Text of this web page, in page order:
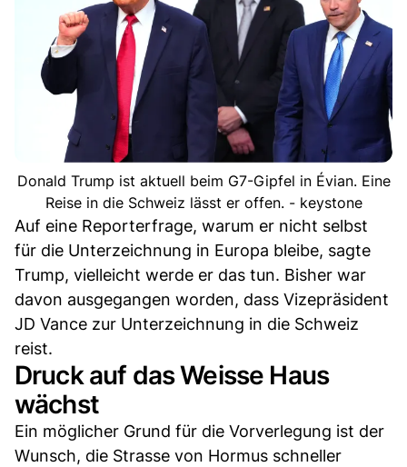
Donald Trump ist aktuell beim G7-Gipfel in Évian. Eine
Reise in die Schweiz lässt er offen. - keystone
Auf eine Reporterfrage, warum er nicht selbst
für die Unterzeichnung in Europa bleibe, sagte
Trump, vielleicht werde er das tun. Bisher war
davon ausgegangen worden, dass Vizepräsident
JD Vance zur Unterzeichnung in die Schweiz
reist.
Druck auf das Weisse Haus
wächst
Ein möglicher Grund für die Vorverlegung ist der
Wunsch, die Strasse von Hormus schneller